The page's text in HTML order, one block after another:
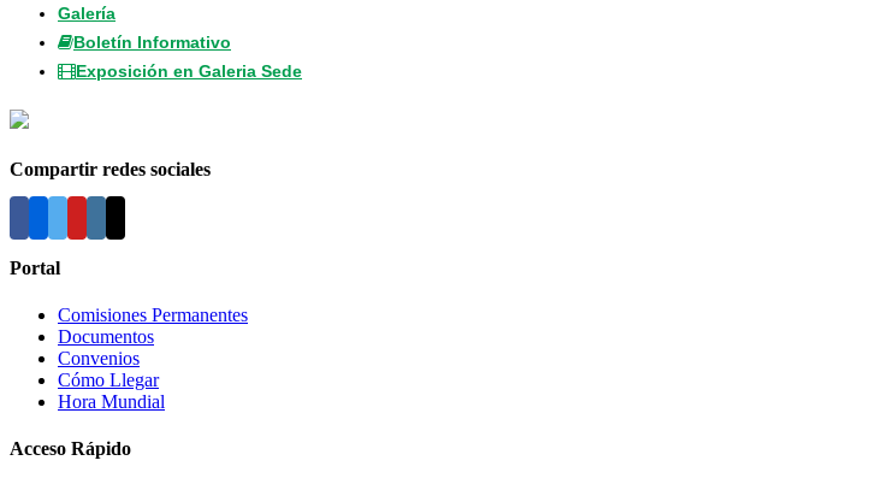
Galería
Boletín Informativo
Exposición en Galeria Sede
Compartir redes sociales
Portal
Comisiones Permanentes
Documentos
Convenios
Cómo Llegar
Hora Mundial
Acceso Rápido